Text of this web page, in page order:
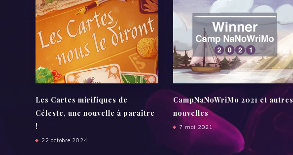
Les Cartes mirifiques de
Céleste, une nouvelle à paraître
!
22 octobre 2024
CampNaNoWriMo 2021 et autres
nouvelles
7 mai 2021